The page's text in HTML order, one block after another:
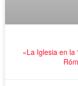
«La Iglesia en la